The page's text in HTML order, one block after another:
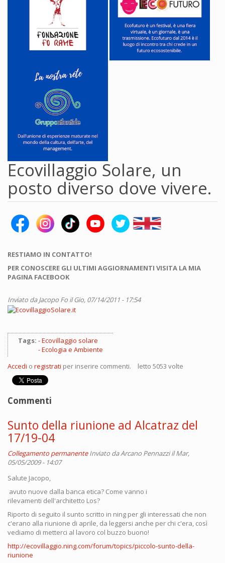
Ecovillaggio Solare, un
posto diverso dove vivere.
RESTIAMO IN CONTATTO!
PER CONOSCERE GLI ULTIMI AGGIORNAMENTI VISITA LA MIA
PAGINA FACEBOOK
Inviato daJacopo Fo il Gio, 07/14/2011 - 17:54
Tags:
Ecovillaggio solare
Ecologia e Ambiente
Accedi o registrati per inserire commenti. letto 5053 volte
Commenti
Sunto della riunione ad Alcatraz del
17/19-04
Collegamento permanente Inviato daArcano Pennazziil Mar,
05/05/2009 - 14:07
Salute Jacopo,
avuto nuove dalla banca etica? Come vanno i
rilevamenti dell'architetto Los?
Riporto di seguito il sunto scritto in ning per gli interessati che non
c'erano alla riunione di aprile, da leggersi anche per chi c'era, così
vediamo di metterci al lavoro col buzzo buono!
http://ecovillaggio.ning.com/forum/topics/piccolo-sunto-della-
riunione